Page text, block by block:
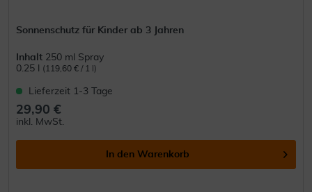
Sonnenschutz für Kinder ab 3 Jahren
Inhalt 250 ml Spray
0.25 l
(119,60 € / 1 l)
Lieferzeit 1-3 Tage
29,90 €
inkl. MwSt.
In den Warenkorb